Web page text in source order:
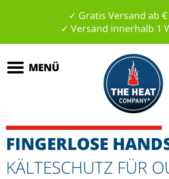
✓ Gratis Versand ab €
✓ Versand innerhalb 1
MENÜ
FINGERLOSE
KÄLTESCHUTZ FÜR